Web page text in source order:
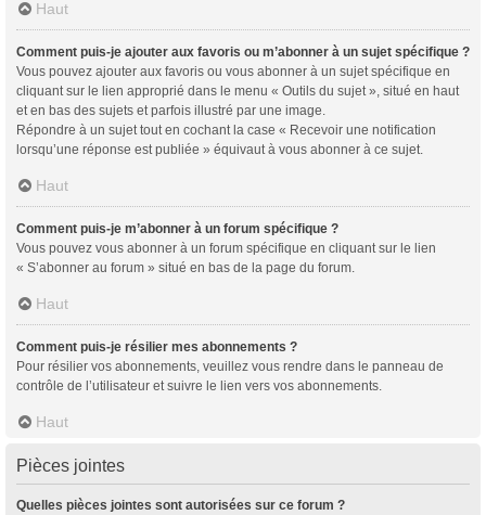
Haut
Comment puis-je ajouter aux favoris ou m’abonner à un sujet spécifique ?
Vous pouvez ajouter aux favoris ou vous abonner à un sujet spécifique en
cliquant sur le lien approprié dans le menu « Outils du sujet », situé en haut
et en bas des sujets et parfois illustré par une image.
Répondre à un sujet tout en cochant la case « Recevoir une notification
lorsqu’une réponse est publiée » équivaut à vous abonner à ce sujet.
Haut
Comment puis-je m’abonner à un forum spécifique ?
Vous pouvez vous abonner à un forum spécifique en cliquant sur le lien
« S’abonner au forum » situé en bas de la page du forum.
Haut
Comment puis-je résilier mes abonnements ?
Pour résilier vos abonnements, veuillez vous rendre dans le panneau de
contrôle de l’utilisateur et suivre le lien vers vos abonnements.
Haut
Pièces jointes
Quelles pièces jointes sont autorisées sur ce forum ?